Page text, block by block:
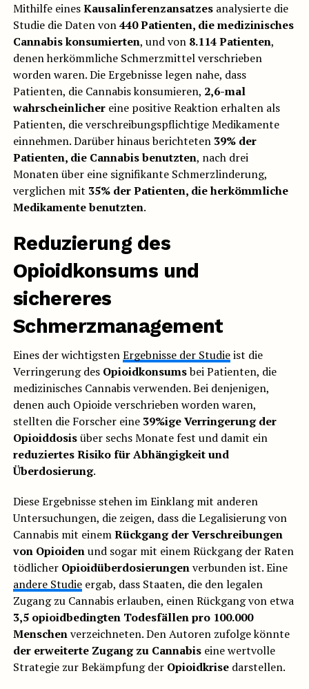
Mithilfe einesKausalinferenzansatzesanalysierte die
Studie die Daten von440 Patienten, die medizinisches
Cannabis konsumierten, und von 8.114 Patienten,
denen herkömmliche Schmerzmittel verschrieben
worden waren. Die Ergebnisse legen nahe, dass
Patienten, die Cannabis konsumieren, 2,6-mal
wahrscheinlicher eine positive Reaktion erhalten als
Patienten, die verschreibungspflichtige Medikamente
einnehmen. Darüber hinaus berichteten 39% der
Patienten, die Cannabis benutzten, nach drei
Monaten über eine signifikante Schmerzlinderung,
verglichen mit 35% der Patienten, die herkömmliche
Medikamente benutzten.
Reduzierung des
Opioidkonsums und
sichereres
Schmerzmanagement
Eines der wichtigstenErgebnisse der Studieist die
Verringerung des Opioidkonsumsbei Patienten, die
medizinisches Cannabis verwenden. Bei denjenigen,
denen auch Opioide verschrieben worden waren,
stellten die Forscher eine 39%ige Verringerung der
Opioiddosisüber sechs Monate fest und damit ein
reduziertes Risiko für Abhängigkeit und
Überdosierung.
Diese Ergebnisse stehen im Einklang mit anderen
Untersuchungen, die zeigen, dass die Legalisierung von
Cannabis mit einemRückgang der Verschreibungen
von Opioidenund sogar mit einem Rückgang der Raten
tödlicher Opioidüberdosierungenverbunden ist. Eine
andere Studieergab, dass Staaten, die den legalen
Zugang zu Cannabis erlauben, einen Rückgang von etwa
3,5 opioidbedingten Todesfällen pro 100.000
Menschenverzeichneten. Den Autoren zufolge könnte
der erweiterte Zugang zu Cannabiseine wertvolle
Strategie zur Bekämpfung der Opioidkrisedarstellen.